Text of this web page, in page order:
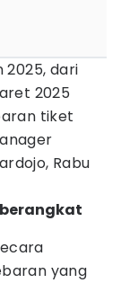
dari
2025
tiket
Rabu
yang